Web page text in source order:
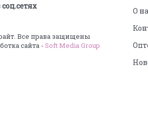
Все права защищены
сайта - Soft Media Group
О